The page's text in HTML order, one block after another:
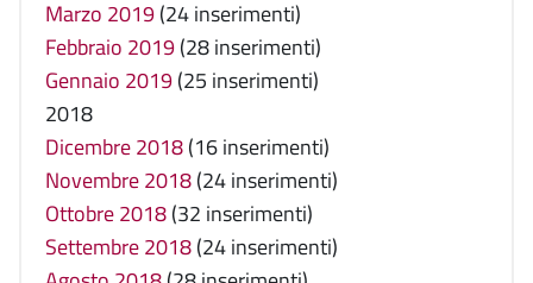
Marzo 2019(24 inserimenti)
Febbraio 2019(28 inserimenti)
Gennaio 2019(25 inserimenti)
2018
Dicembre 2018(16 inserimenti)
Novembre 2018(24 inserimenti)
Ottobre 2018(32 inserimenti)
Settembre 2018(24 inserimenti)